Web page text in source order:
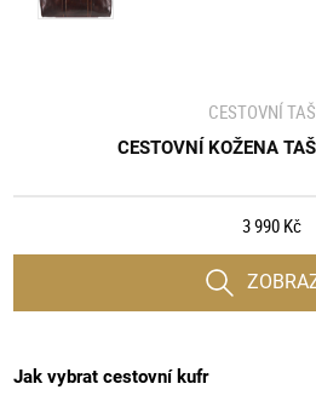
CESTOVNÍ
CESTOVNÍ KOŽENA
3 990 Kč
Jak vybrat cestovní kufr